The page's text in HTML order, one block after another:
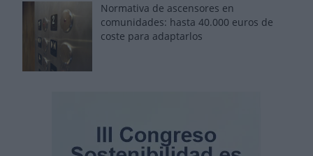
Normativa de ascensores en
comunidades: hasta 40.000 euros de
coste para adaptarlos